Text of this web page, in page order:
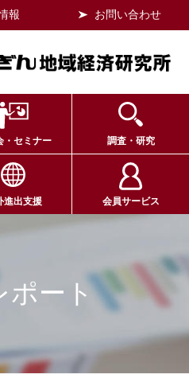
報 お問い合わせ
・セミナー 調査・研究
進出支援 会員サービス
ポート